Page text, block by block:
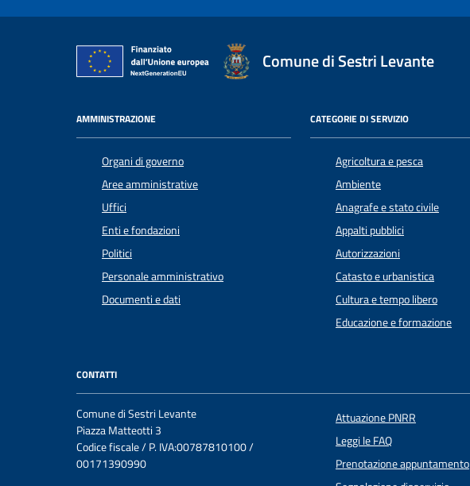
Comune di Sestri Levante
AMMINISTRAZIONE
Organi di governo
Aree amministrative
Uffici
Enti e fondazioni
Politici
Personale amministrativo
Documenti e dati
CATEGORIE DI SERVIZIO
Agricoltura e pesca
Ambiente
Anagrafe e stato civile
Appalti pubblici
Autorizzazioni
Catasto e urbanistica
Cultura e tempo libero
Educazione e formazione
CONTATTI
Comune di Sestri Levante
Piazza Matteotti 3
Codice fiscale / P. IVA:00787810100 /
00171390990
Attuazione PNRR
Leggi le FAQ
Prenotazione appuntamento